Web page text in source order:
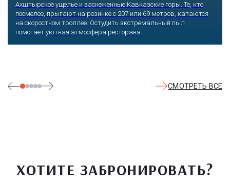
Ахштырское ущелье и заснеженные Кавказские горы. Те, кто
посмелее, прыгают на резинке с 207 или 69 метров, катаются
на скоростном троллее. Остудить экстремальный пыл
помогает уютная атмосфера ресторана.
СМОТРЕТЬ ВСЕ
ХОТИТЕ ЗАБРОНИРОВАТЬ?